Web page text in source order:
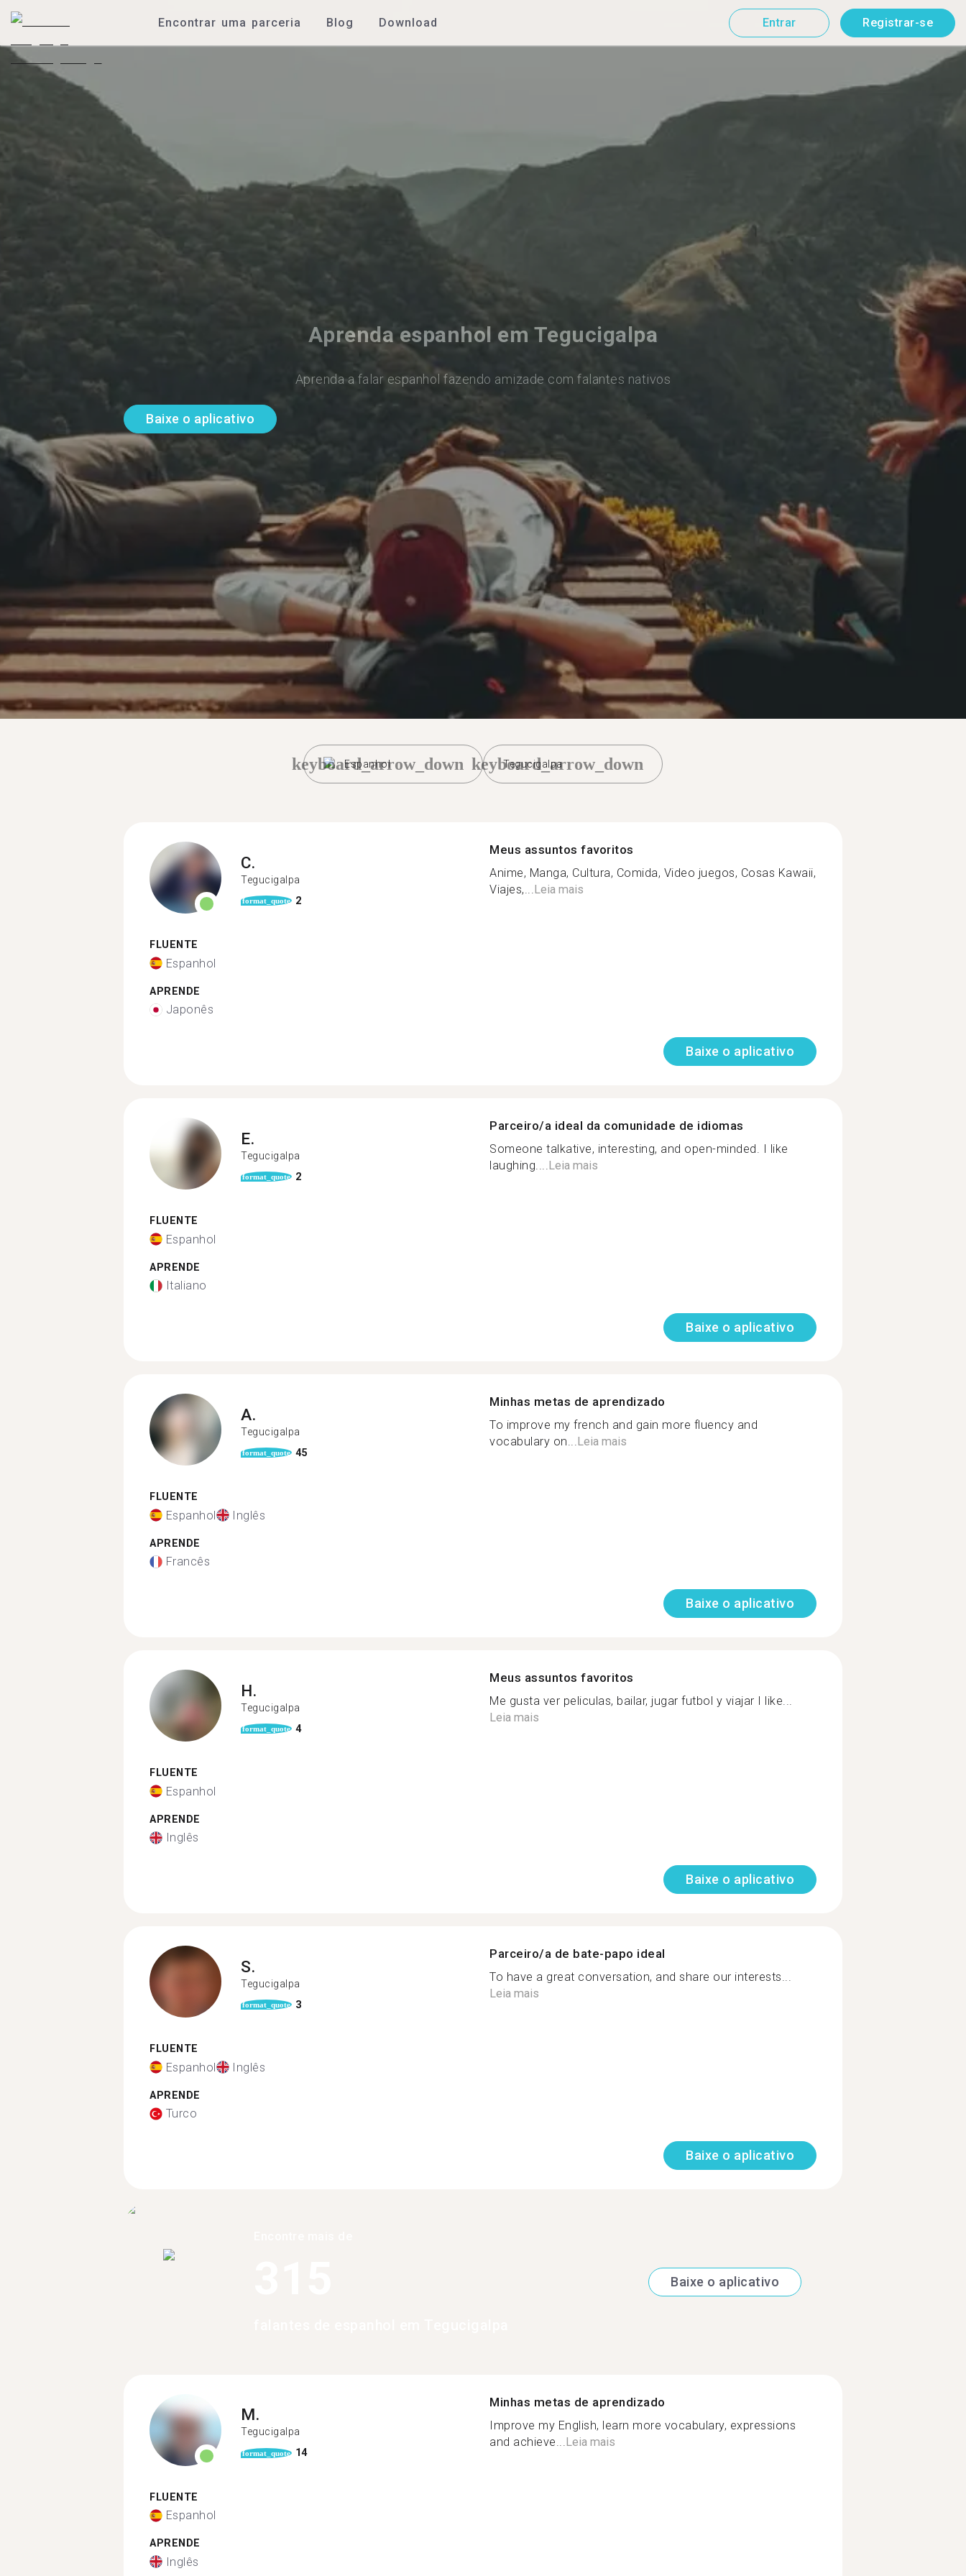
Encontrar uma parceria Blog Download Entrar Registrar-se
Aprenda espanhol em Tegucigalpa
Aprenda a falar espanhol fazendo amizade com falantes nativos
Baixe o aplicativo
Espanhol
keyboard_arrow_down Tegucigalpa
keyboard_arrow_down
C.
Tegucigalpa
format_quote 2
FLUENTE
Espanhol
APRENDE
Japonês
Meus assuntos favoritos
Anime, Manga, Cultura, Comida, Video juegos, Cosas Kawaii,
Viajes,...Leia mais
Baixe o aplicativo
E.
Tegucigalpa
format_quote 2
FLUENTE
Espanhol
APRENDE
Italiano
Parceiro/a ideal da comunidade de idiomas
Someone talkative, interesting, and open-minded. I like
laughing....Leia mais
Baixe o aplicativo
A.
Tegucigalpa
format_quote 45
FLUENTE
Espanhol Inglês
APRENDE
Francês
Minhas metas de aprendizado
To improve my french and gain more fluency and
vocabulary on...Leia mais
Baixe o aplicativo
H.
Tegucigalpa
format_quote 4
FLUENTE
Espanhol
APRENDE
Inglês
Meus assuntos favoritos
Me gusta ver peliculas, bailar, jugar futbol y viajar I like...
Leia mais
Baixe o aplicativo
S.
Tegucigalpa
format_quote 3
FLUENTE
Espanhol Inglês
APRENDE
Turco
Parceiro/a de bate-papo ideal
To have a great conversation, and share our interests...
Leia mais
Baixe o aplicativo
Baixe o aplicativo
M.
Tegucigalpa
format_quote 14
FLUENTE
Espanhol
APRENDE
Inglês
Minhas metas de aprendizado
Improve my English, learn more vocabulary, expressions
and achieve... Leia mais